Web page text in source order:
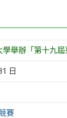
舉辦「第十九屆
日
賽